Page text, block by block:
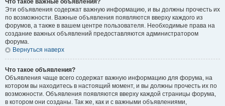
Что такое важные объявления?
Эти объявления содержат важную информацию, и вы должны прочесть их
по возможности. Важные объявления появляются вверху каждого из
форумов, а также в вашем центре пользователя. Необходимые права на
создание важных объявлений предоставляются администратором
форума.
Вернуться наверх
Что такое объявления?
Объявления чаще всего содержат важную информацию для форума, на
котором вы находитесь в настоящий момент, и вы должны прочесть их по
возможности. Объявления появляются вверху каждой страницы форума,
в котором они созданы. Так же, как и с важными объявлениями,